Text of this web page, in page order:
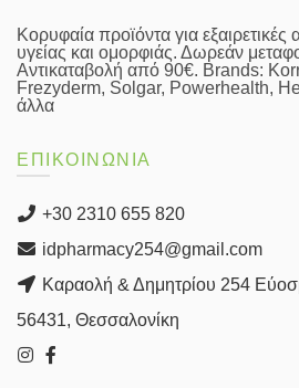
Κορυφαία προϊόντα για εξαιρετικές
υγείας και ομορφιάς. Δωρεάν
Αντικαταβολή από 90€. Brands:
Frezyderm, Solgar, Powerhealth,
άλλα
ΕΠΙΚΟΙΝΩΝΙΑ
+30 2310 655 820
idpharmacy254@gmail.com
Καραολή & Δημητρίου 254
56431, Θεσσαλονίκη